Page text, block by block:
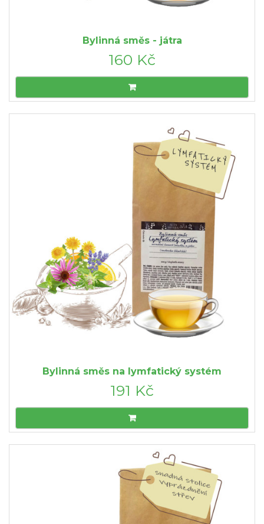
Bylinná směs - játra
160 Kč
Bylinná směs na lymfatický systém
191 Kč